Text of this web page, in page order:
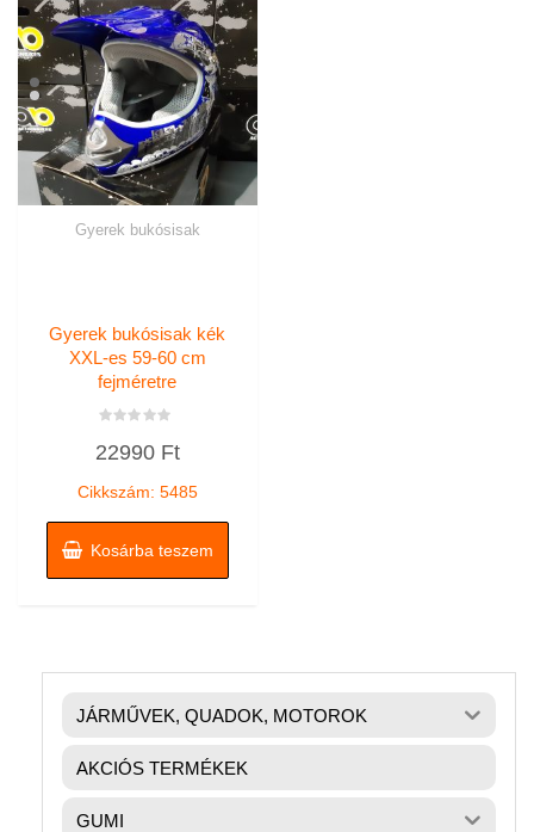
Gyerek bukósisak
Gyerek bukósisak kék
XXL-es 59-60 cm
fejméretre
0
22990 Ft
Cikkszám: 5485
Kosárba teszem
JÁRMŰVEK, QUADOK, MOTOROK
AKCIÓS TERMÉKEK
GUMI